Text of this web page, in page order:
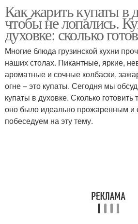
Как жарить купаты в
чтобы не лопались.
духовке: сколько
Многие блюда грузинской кухни
наших столах. Пикантные, яркие,
ароматные и сочные колбаски,
огне – это купаты. Сегодня мы
купаты в духовке. Сколько
оно было идеально прожаренным и
побеседуем на эту тему.